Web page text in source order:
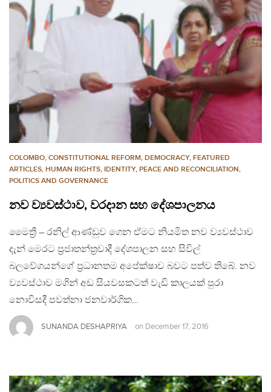
COLOMBO, CONSTITUTIONAL REFORM, DEMOCRACY, FEATURED
ARTICLES, HUMAN RIGHTS, IDENTITY, PEACE AND RECONCILIATION,
POLITICS AND GOVERNANCE
නව ව්‍යවස්ථාව, වරදාන සහ දේශපාලනය
මෛත්‍රී – රනිල් ආණ්ඩුව ගෙන ඒමට නියමිත නව ව්‍යවස්ථාව
දැන් මෙරට ප්‍රජාතන්ත්‍රවාදී දේශපාලන සහ සිවිල්
බලවේගයන්ගේ ප්‍රධානතම අපේක්ෂාව බවට පත්ව තිබේ. නව
ව්‍යවස්ථාව මගින් අඩ සියවසකටත් වැඩි කාලයක් පුරා
නොවිසදී පවත්නා ජනවාර්ගික…
SUNANDA DESHAPRIYA on December 17, 2016